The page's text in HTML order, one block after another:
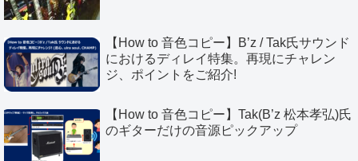
【How to 音色コピー】B’z / Tak氏サウンド
におけるディレイ特集。再現にチャレン
ジ、ポイントをご紹介!
【How to 音色コピー】Tak(B’z 松本孝弘)氏
のギターだけの音源ピックアップ